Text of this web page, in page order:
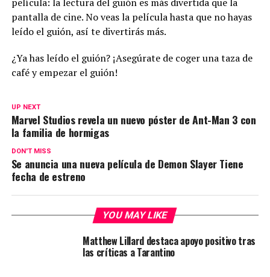
película: la lectura del guión es más divertida que la
pantalla de cine. No veas la película hasta que no hayas
leído el guión, así te divertirás más.
¿Ya has leído el guión? ¡Asegúrate de coger una taza de
café y empezar el guión!
UP NEXT
Marvel Studios revela un nuevo póster de Ant-Man 3 con
la familia de hormigas
DON'T MISS
Se anuncia una nueva película de Demon Slayer Tiene
fecha de estreno
YOU MAY LIKE
Matthew Lillard destaca apoyo positivo tras
las críticas a Tarantino